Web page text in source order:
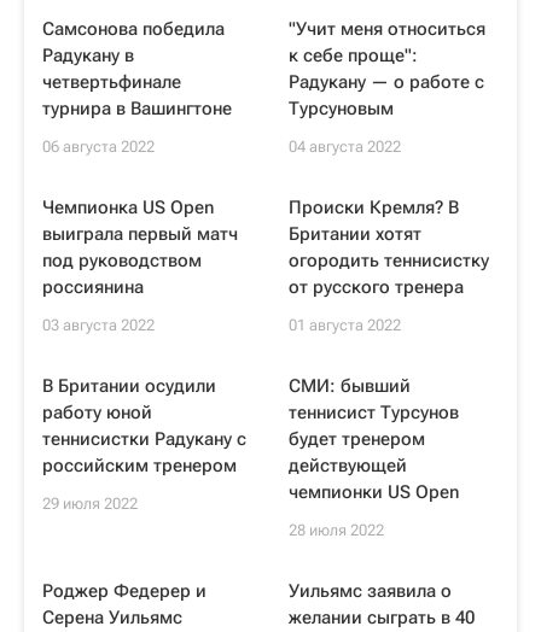
Самсонова победила
Радукану в
четвертьфинале
турнира в Вашингтоне
06 августа 2022
"Учит меня относиться
к себе проще":
Радукану — о работе с
Турсуновым
04 августа 2022
Чемпионка US Open
выиграла первый матч
под руководством
россиянина
03 августа 2022
Происки Кремля? В
Британии хотят
огородить теннисистку
от русского тренера
01 августа 2022
В Британии осудили
работу юной
теннисистки Радукану с
российским тренером
29 июля 2022
СМИ: бывший
теннисист Турсунов
будет тренером
действующей
чемпионки US Open
28 июля 2022
Роджер Федерер и
Серена Уильямс
Уильямс заявила о
желании сыграть в 40